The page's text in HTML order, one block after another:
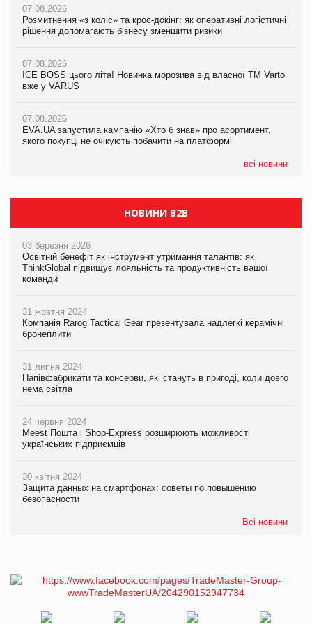
07.08.2026
Розмитнення «з коліс» та крос-докінг: як оперативні логістичні
рішення допомагають бізнесу зменшити ризики
07.08.2026
ICE BOSS цього літа! Новинка морозива від власної ТМ Varto
вже у VARUS
07.08.2026
EVA.UA запустила кампанію «Хто б знав» про асортимент,
якого покупці не очікують побачити на платформі
всі новини
07.08.2026
Розмитнення «з коліс» та крос-докінг: як оперативні логістичні
рішення допомагають бізнесу зменшити ризики
07.08.2026
ICE BOSS цього літа! Новинка морозива від власної ТМ Varto
вже у VARUS
07.08.2026
EVA.UA запустила кампанію «Хто б знав» про асортимент,
якого покупці не очікують побачити на платформі
07.08.2026
Kraft Heinz скоротила збиток у першому півріччі
Продажі Hugo Boss впали на 9%
НОВИНИ B2B
03 березня 2026
Освітній бенефіт як інструмент утримання талантів: як
ThinkGlobal підвищує лояльність та продуктивність вашої
команди
31 жовтня 2024
Компанія Rarog Tactical Gear презентувала надлегкі керамічні
бронеплити
31 липня 2024
Напівфабрикати та консерви, які стануть в пригоді, коли довго
нема світла
24 червня 2024
Meest Пошта і Shop-Express розширюють можливості
українських підприємців
30 квітня 2024
Защита данных на смартфонах: советы по повышению
безопасности
Всі новини